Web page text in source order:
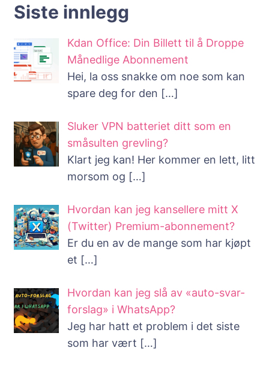
Siste innlegg
Kdan Office: Din Billett til å Droppe
Månedlige Abonnement
Hei, la oss snakke om noe som kan
spare deg for den […]
Sluker VPN batteriet ditt som en
småsulten grevling?
Klart jeg kan! Her kommer en lett, litt
morsom og […]
Hvordan kan jeg kansellere mitt X
(Twitter) Premium-abonnement?
Er du en av de mange som har kjøpt
et […]
Hvordan kan jeg slå av «auto-svar-
forslag» i WhatsApp?
Jeg har hatt et problem i det siste
som har vært […]